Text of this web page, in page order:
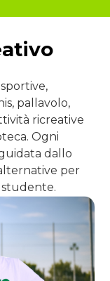
pallavolo,
ricreative
Ogni
dallo
per
studente.